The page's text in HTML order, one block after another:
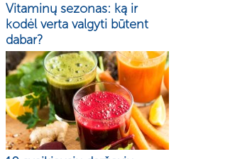
Vitaminų sezonas: ką ir
kodėl verta valgyti būtent
dabar?